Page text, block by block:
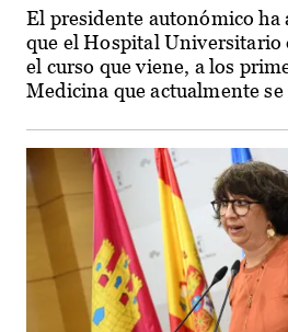
El presidente autonómico ha
que el Hospital Universitario
el curso que viene, a los
Medicina que actualmente